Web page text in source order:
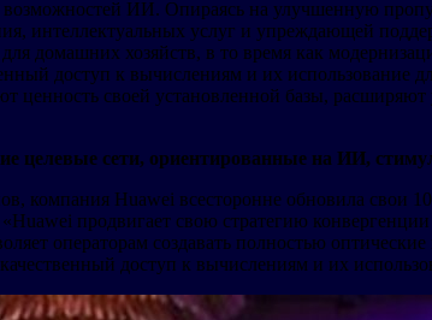
ИИ. Опираясь на улучшенную
интеллектуальных услуг и упреждающей
домашних хозяйств, в то время как
доступ к вычислениям и их
ценность своей установленной базы,
целевые сети, ориентированные на ИИ,
компания Huawei всесторонне обновила
продвигает свою стратегию
операторам создавать полностью
доступ к вычислениям и их